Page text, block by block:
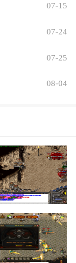
07-15
07-24
07-25
08-04